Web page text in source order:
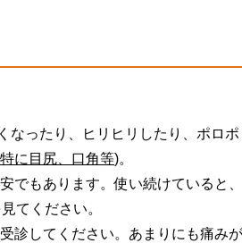
なったり、ヒリヒリしたり、ポロ
に目尻、口角等)。
でもあります。使い続けていると
てください。
診してください。あまりにも痛み